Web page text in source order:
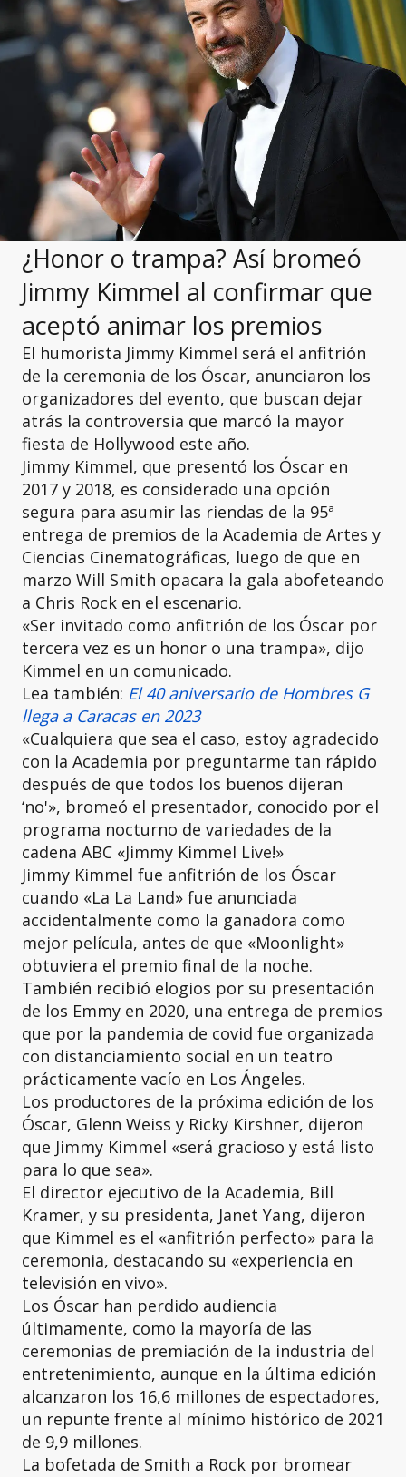
¿Honor o trampa? Así bromeó
Jimmy Kimmel al confirmar que
aceptó animar los premios
El humorista Jimmy Kimmel será el anfitrión
de la ceremonia de los Óscar, anunciaron los
organizadores del evento, que buscan dejar
atrás la controversia que marcó la mayor
fiesta de Hollywood este año.
Jimmy Kimmel, que presentó los Óscar en
2017 y 2018, es considerado una opción
segura para asumir las riendas de la 95ª
entrega de premios de la Academia de Artes y
Ciencias Cinematográficas, luego de que en
marzo Will Smith opacara la gala abofeteando
a Chris Rock en el escenario.
«Ser invitado como anfitrión de los Óscar por
tercera vez es un honor o una trampa», dijo
Kimmel en un comunicado.
Lea también: El 40 aniversario de Hombres G
llega a Caracas en 2023
«Cualquiera que sea el caso, estoy agradecido
con la Academia por preguntarme tan rápido
después de que todos los buenos dijeran
‘no'», bromeó el presentador, conocido por el
programa nocturno de variedades de la
cadena ABC «Jimmy Kimmel Live!»
Jimmy Kimmel fue anfitrión de los Óscar
cuando «La La Land» fue anunciada
accidentalmente como la ganadora como
mejor película, antes de que «Moonlight»
obtuviera el premio final de la noche.
También recibió elogios por su presentación
de los Emmy en 2020, una entrega de premios
que por la pandemia de covid fue organizada
con distanciamiento social en un teatro
prácticamente vacío en Los Ángeles.
Los productores de la próxima edición de los
Óscar, Glenn Weiss y Ricky Kirshner, dijeron
que Jimmy Kimmel «será gracioso y está listo
para lo que sea».
El director ejecutivo de la Academia, Bill
Kramer, y su presidenta, Janet Yang, dijeron
que Kimmel es el «anfitrión perfecto» para la
ceremonia, destacando su «experiencia en
televisión en vivo».
Los Óscar han perdido audiencia
últimamente, como la mayoría de las
ceremonias de premiación de la industria del
entretenimiento, aunque en la última edición
alcanzaron los 16,6 millones de espectadores,
un repunte frente al mínimo histórico de 2021
de 9,9 millones.
La bofetada de Smith a Rock por bromear